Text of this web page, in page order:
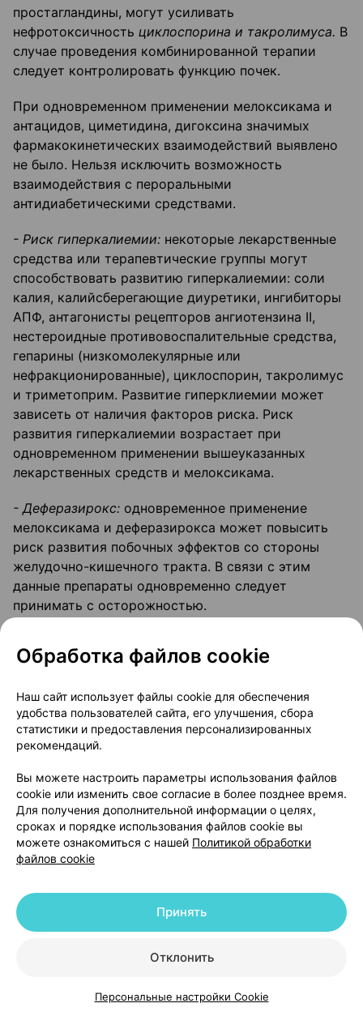
КаталогКорзинаИзбранноеПрофиль
простагландины, могут усиливать
нефротоксичность циклоспорина и такролимуса. В
случае проведения комбинированной терапии
следует контролировать функцию почек.
При одновременном применении мелоксикама и
антацидов, циметидина, дигоксина значимых
фармакокинетических взаимодействий выявлено
не было. Нельзя исключить возможность
взаимодействия с пероральными
антидиабетическими средствами.
- Риск гиперкалиемии: некоторые лекарственные
средства или терапевтические группы могут
способствовать развитию гиперкалиемии: соли
калия, калийсберегающие диуретики, ингибиторы
АПФ, антагонисты рецепторов ангиотензина II,
нестероидные противовоспалительные средства,
гепарины (низкомолекулярные или
нефракционированные), циклоспорин, такролимус
и триметоприм. Развитие гиперклиемии может
зависеть от наличия факторов риска. Риск
развития гиперкалиемии возрастает при
одновременном применении вышеуказанных
лекарственных средств и мелоксикама.
- Деферазирокс: одновременное применение
мелоксикама и деферазирокса может повысить
риск развития побочных эффектов со стороны
желудочно-кишечного тракта. В связи с этим
данные препараты одновременно следует
принимать с осторожностью.
должны применяться одновременно у пациентов с
степени тяжести (клиренс креатинина 45-78 мл/
мин.), мелоксикам не должен приниматься в
течение 2 дней после введения пеметрекседа.
необходима, рекомендуется тщательное
наблюдение за пациентом, особенно в связи с
миелосупрессией и побочными эффектами со
стороны желудочно-кишечного тракта. У
пациентов с тяжелой почечной недостаточностью
применение мелоксикама и пеметрекседа не
рекомендуется. У пациентов с нормальной
функцией почек (клиренс креатинина ≥80 мл/мин.)
применение мелоксикама в дозе 15 мг может
следовательно, усилению его побочного действия.
Обработка файлов cookie
Наш сайт использует файлы cookie для обеспечения
удобства пользователей сайта, его улучшения, сбора
статистики и предоставления персонализированных
рекомендаций.
Вы можете настроить параметры использования файлов
cookie или изменить свое согласие в более позднее время.
Для получения дополнительной информации о целях,
сроках и порядке использования файлов cookie вы
можете ознакомиться с нашей Политикой обработки
файлов cookie
Отклонить
Принять
Персональные настройки Cookie